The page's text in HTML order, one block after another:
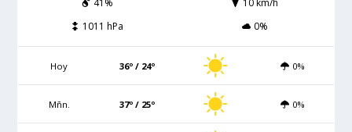
41%
10 km/h
1011 hPa
0%
Hoy 36º / 24º 0%
Mñn. 37º / 25º 0%